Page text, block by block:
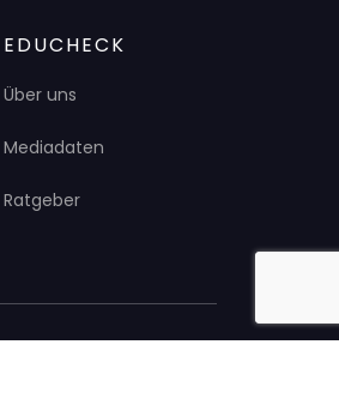
EDUCHECK
Über uns
Mediadaten
Ratgeber